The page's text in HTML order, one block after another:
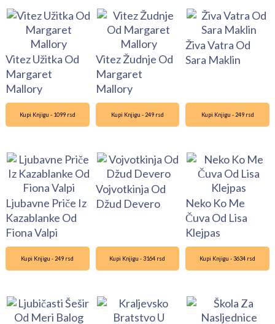
Vitez Užitka Od
Margaret
Mallory
Vitez Žudnje Od
Margaret
Mallory
Živa Vatra Od
Sara Maklin
Kupi Knjigu - 1099 rsd
Ljubavne Priče Iz
Kazablanke Od
Fiona Valpi
Kupi Knjigu - 249 rsd
Vojvotkinja Od
Džud Devero
Kupi Knjigu - 249 rsd
Neko Ko Me
Čuva Od Lisa
Klejpas
Kupi Knjigu - 249 rsd Kupi Knjigu - 3164 rsd Kupi Knjigu - 3634 rsd